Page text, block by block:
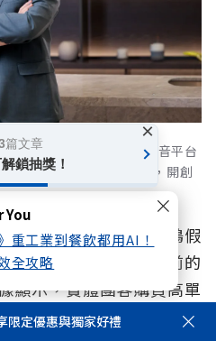
You
重工業到餐飲都用AI！
全攻略
長張正志提到，玉山將影音平台
成功推出「UP選」方案，開創
例，名單中新增了喜鴻假
社通路，正是因為先前的
顯示，實體團客購買高單
進而主動讓回饋更貼近消
限定優惠與獨家好禮
篇文章
鎖抽獎！
×